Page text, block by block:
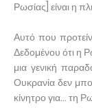
Ρωσίας] είναι η
Αυτό που
Δεδομένου ότι η
μια γενική
Ουκρανία δεν
κίνητρο για… τη